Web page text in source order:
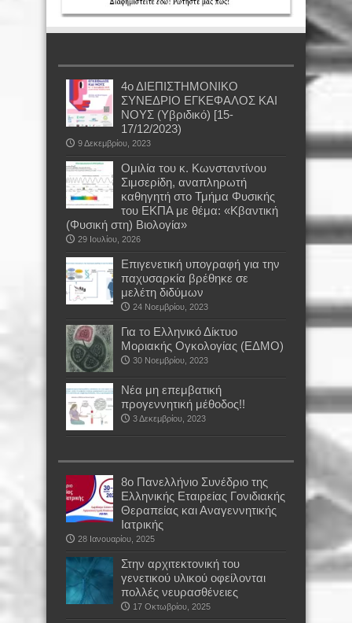
4ο ΔΙΕΠΙΣΤΗΜΟΝΙΚΟ
ΣΥΝΕΔΡΙΟ ΕΓΚΕΦΑΛΟΣ ΚΑΙ
ΝΟΥΣ (Υβριδικό) [15-
17/12/2023)
9 Δεκεμβρίου, 2023
Oμιλία του κ. Κωνσταντίνου
Σιμσερίδη, αναπληρωτή
καθηγητή στο Τμήμα Φυσικής
του ΕΚΠΑ με θέμα: «Κβαντική
(Φυσική στη) Βιολογία»
29 Ιουλίου, 2026
Επιγενετική υπογραφή για την
παχυσαρκία βρέθηκε σε
μελέτη διδύμων
24 Νοεμβρίου, 2023
Για το Ελληνικό Δίκτυο
Μοριακής Ογκολογίας (ΕΔΜΟ)
30 Νοεμβρίου, 2023
Νέα μη επεμβατική
προγεννητική μέθοδος!!
3 Δεκεμβρίου, 2023
8ο Πανελλήνιο Συνέδριο της
Ελληνικής Εταιρείας Γονιδιακής
Θεραπείας και Αναγεννητικής
Ιατρικής
28 Ιανουαρίου, 2025
Στην αρχιτεκτονική του
γενετικού υλικού οφείλονται
πολλές νευρασθένειες
17 Οκτωβρίου, 2025